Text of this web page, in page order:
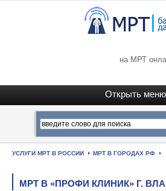
на МРТ
УСЛУГИ МРТ В РОССИИ МРТ В ГОРОДАХ РФ
МРТ В «ПРОФИ КЛИНИК» Г.